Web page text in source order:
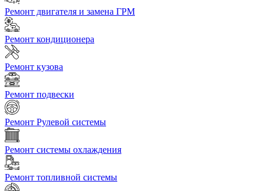
Ремонт двигателя и замена ГРМ
Ремонт кондиционера
Ремонт кузова
Ремонт подвески
Ремонт Рулевой системы
Ремонт системы охлаждения
Ремонт топливной системы